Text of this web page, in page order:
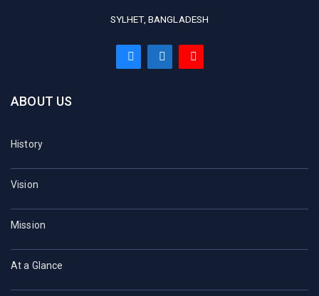
SYLHET, BANGLADESH
ABOUT US
History
Vision
Mission
At a Glance